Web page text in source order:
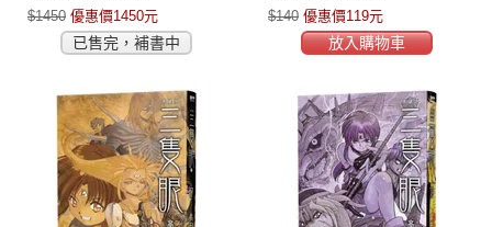
$1450 優惠價1450元
已售完，補書中
$140 優惠價119元
放入購物車